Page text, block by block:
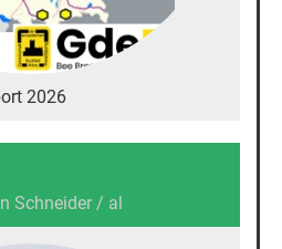
2026
Schneider / al